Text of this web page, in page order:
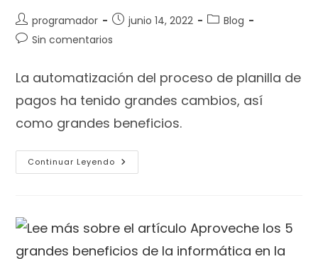
programador junio 14, 2022
Blog
Sin comentarios
La automatización del proceso de planilla de
pagos ha tenido grandes cambios, así
como grandes beneficios.
Continuar Leyendo